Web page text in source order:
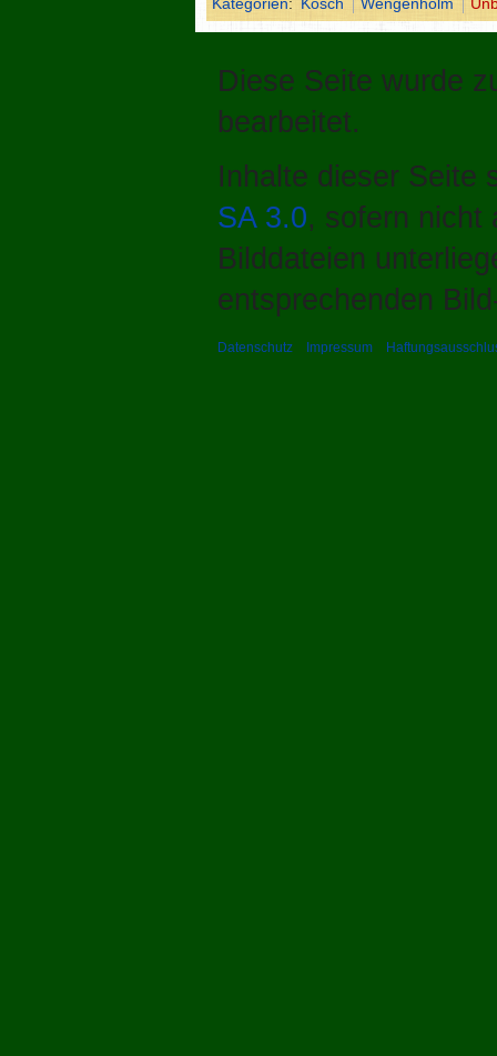
Kategorien: Kosch Wengenholm
Diese Seite wurde
bearbeitet.
Inhalte dieser Seite
SA 3.0, sofern nicht
Bilddateien
entsprechenden
Datenschutz Impressum